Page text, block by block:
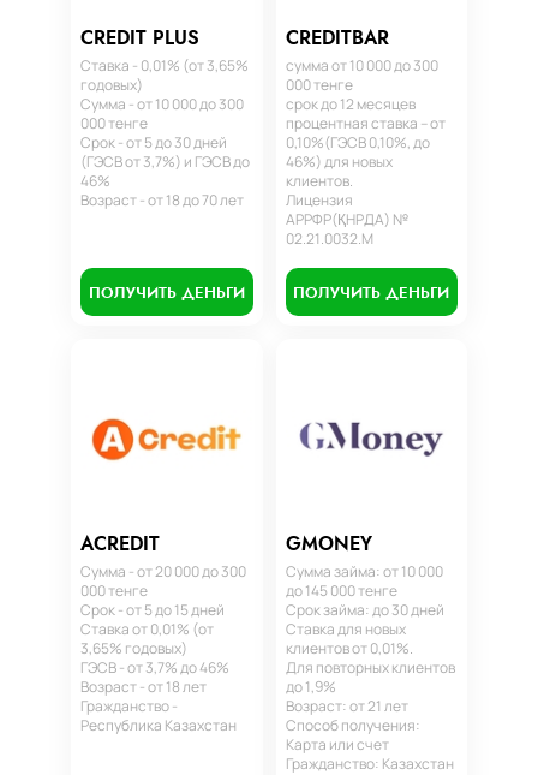
CREDIT PLUS
Ставка - 0,01% (от 3,65%
годовых)
Сумма - от 10 000 до 300
000 тенге
Срок - от 5 до 30 дней
(ГЭСВ от 3,7%) и ГЭСВ до
46%
Возраст - от 18 до 70 лет
ПОЛУЧИТЬ ДЕНЬГИ
CREDITBAR
сумма от 10 000 до 300
000 тенге
срок до 12 месяцев
процентная ставка – от
0,10%(ГЭСВ 0,10%, до
46%) для новых
клиентов.
Лицензия
АРРФР(ҚНРДА) №
02.21.0032.М
ПОЛУЧИТЬ ДЕНЬГИ
ACREDIT
Сумма - от 20 000 до 300
000 тенге
Срок - от 5 до 15 дней
Ставка от 0,01% (от
3,65% годовых)
ГЭСВ - от 3,7% до 46%
Возраст - от 18 лет
Гражданство -
Республика Казахстан
GMONEY
Сумма займа: от 10 000
до 145 000 тенге
Срок займа: до 30 дней
Ставка для новых
клиентов от 0,01%.
Для повторных клиентов
до 1,9%
Возраст: от 21 лет
Способ получения:
Карта или счет
Гражданство: Казахстан